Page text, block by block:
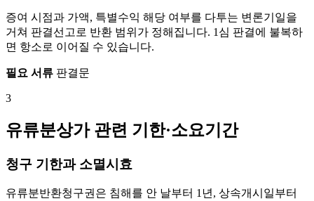
증여 시점과 가액, 특별수익 해당 여부를 다투는 변론기일을
거쳐 판결선고로 반환 범위가 정해집니다. 1심 판결에 불복하
면 항소로 이어질 수 있습니다.
필요 서류 판결문
3
유류분상가 관련 기한·소요기간
청구 기한과 소멸시효
유류분반환청구권은 침해를 안 날부터 1년, 상속개시일부터